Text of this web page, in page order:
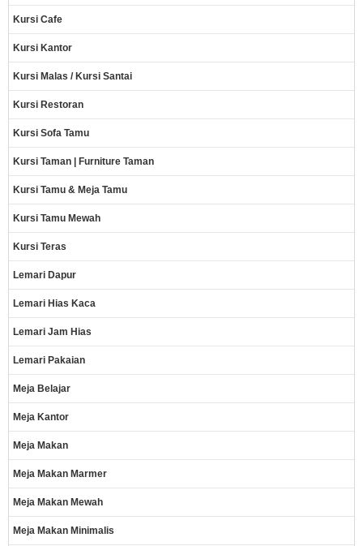
Kursi Cafe
Kursi Kantor
Kursi Malas / Kursi Santai
Kursi Restoran
Kursi Sofa Tamu
Kursi Taman | Furniture Taman
Kursi Tamu & Meja Tamu
Kursi Tamu Mewah
Kursi Teras
Lemari Dapur
Lemari Hias Kaca
Lemari Jam Hias
Lemari Pakaian
Meja Belajar
Meja Kantor
Meja Makan
Meja Makan Marmer
Meja Makan Mewah
Meja Makan Minimalis